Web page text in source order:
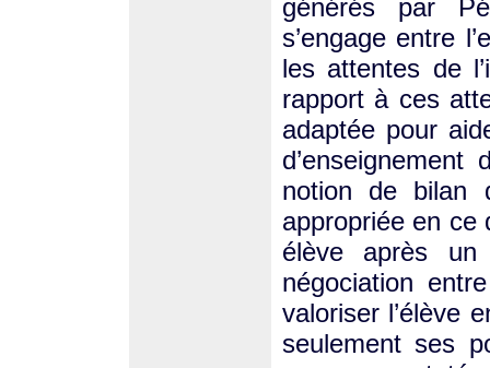
générés par
s’engage entre
les attentes de
rapport à ces
adaptée pour
d’enseignement
notion de bilan
appropriée en ce
élève après
négociation
valoriser l’élève
seulement ses